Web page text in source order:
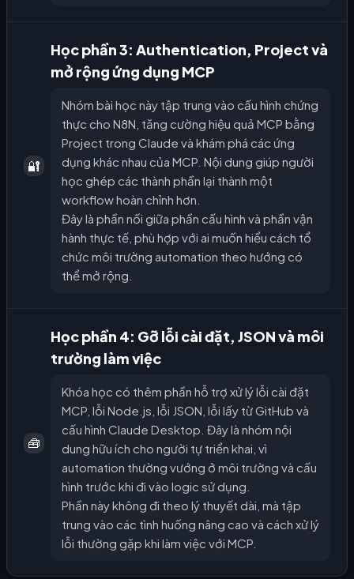
🔐
Học phần 3: Authentication, Project và
mở rộng ứng dụng MCP
Nhóm bài học này tập trung vào cấu hình chứng
thực cho N8N, tăng cường hiệu quả MCP bằng
Project trong Claude và khám phá các ứng
dụng khác nhau của MCP. Nội dung giúp người
học ghép các thành phần lại thành một
workflow hoàn chỉnh hơn.
Đây là phần nối giữa phần cấu hình và phần vận
hành thực tế, phù hợp với ai muốn hiểu cách tổ
chức môi trường automation theo hướng có
thể mở rộng.
🧰
Học phần 4: Gỡ lỗi cài đặt, JSON và môi
trường làm việc
Khóa học có thêm phần hỗ trợ xử lý lỗi cài đặt
MCP, lỗi Node.js, lỗi JSON, lỗi lấy từ GitHub và
cấu hình Claude Desktop. Đây là nhóm nội
dung hữu ích cho người tự triển khai, vì
automation thường vướng ở môi trường và cấu
hình trước khi đi vào logic sử dụng.
Phần này không đi theo lý thuyết dài, mà tập
trung vào các tình huống nâng cao và cách xử lý
lỗi thường gặp khi làm việc với MCP.